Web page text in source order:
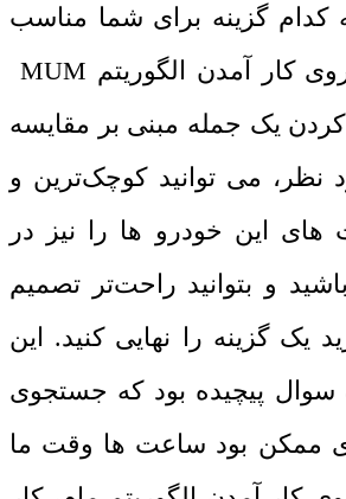
کدام گزینه برای شما مناسب
کردن یک جمله مبنی ‌بر مقایسه
نظر، می توانید کوچک‌ترین و
های این خودرو ها را نیز در
و بتوانید راحت‌تر تصمیم
یک گزینه را نهایی کنید. این
سوال پیچیده بود که جستجوی
ممکن بود ساعت ‌ها وقت ما